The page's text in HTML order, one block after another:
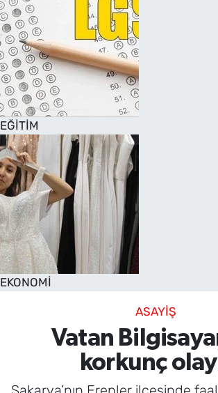
EĞİTİM
EKONOMİ
ASAYİŞ
Vatan
korkunç